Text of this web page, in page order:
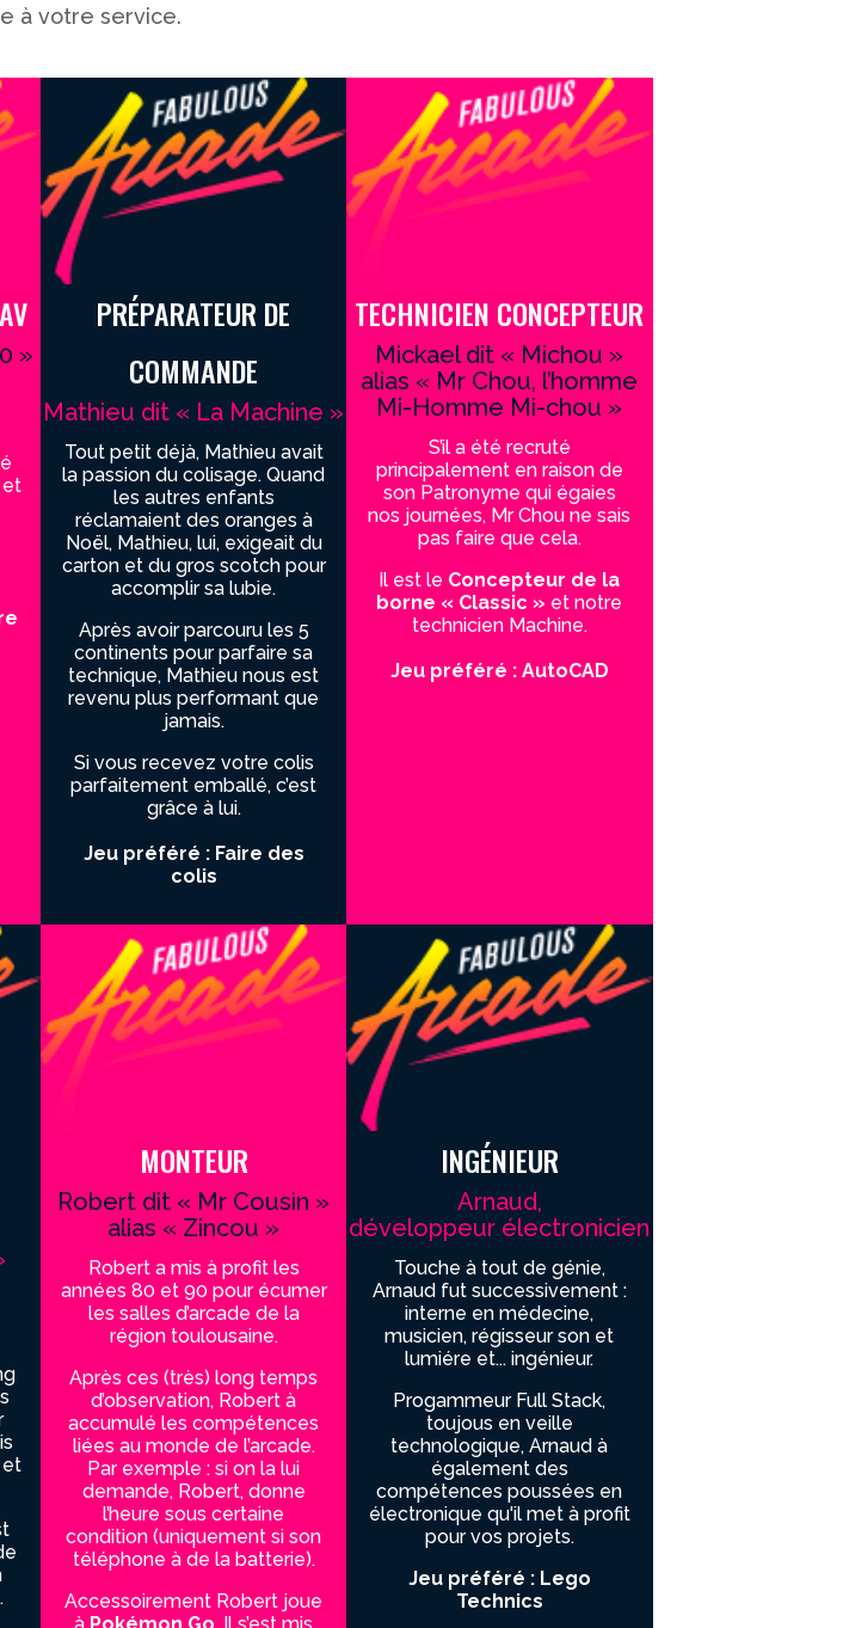
à votre service.
»
et
PRÉPARATEUR DE
COMMANDE
Mathieu dit « La Machine »
Tout petit déjà, Mathieu avait
la passion du colisage. Quand
les autres enfants
réclamaient des oranges à
Noël, Mathieu, lui, exigeait du
carton et du gros scotch pour
accomplir sa lubie.
Après avoir parcouru les 5
continents pour parfaire sa
technique, Mathieu nous est
revenu plus performant que
jamais.
Si vous recevez votre colis
parfaitement emballé, c’est
grâce à lui.
Jeu préféré : Faire des
colis
TECHNICIEN CONCEPTEUR
Mickael dit « Michou »
alias « Mr Chou, l’homme
Mi-Homme Mi-chou »
S’il a été recruté
principalement en raison de
son Patronyme qui égaies
nos journées, Mr Chou ne sais
pas faire que cela.
Il est le Concepteur de la
borne « Classic » et notre
technicien Machine.
Jeu préféré : AutoCAD
et
MONTEUR
Robert dit « Mr Cousin »
alias « Zincou »
Robert a mis à profit les
années 80 et 90 pour écumer
les salles d’arcade de la
région toulousaine.
Après ces (très) long temps
d’observation, Robert à
accumulé les compétences
liées au monde de l’arcade.
Par exemple : si on la lui
demande, Robert, donne
l’heure sous certaine
condition (uniquement si son
téléphone à de la batterie).
Accessoirement Robert joue
INGÉNIEUR
Arnaud,
développeur électronicien
Touche à tout de génie,
Arnaud fut successivement :
interne en médecine,
musicien, régisseur son et
lumiére et... ingénieur.
Progammeur Full Stack,
toujous en veille
technologique, Arnaud à
également des
compétences poussées en
électronique qu'il met à profit
pour vos projets.
Jeu préféré : Lego
Technics